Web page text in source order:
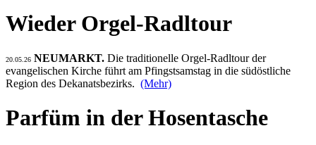
Wieder Orgel-Radltour
20.05.26 NEUMARKT. Die traditionelle Orgel-Radltour der
evangelischen Kirche führt am Pfingstsamstag in die südöstliche
Region des Dekanatsbezirks. (Mehr)
Parfüm in der Hosentasche